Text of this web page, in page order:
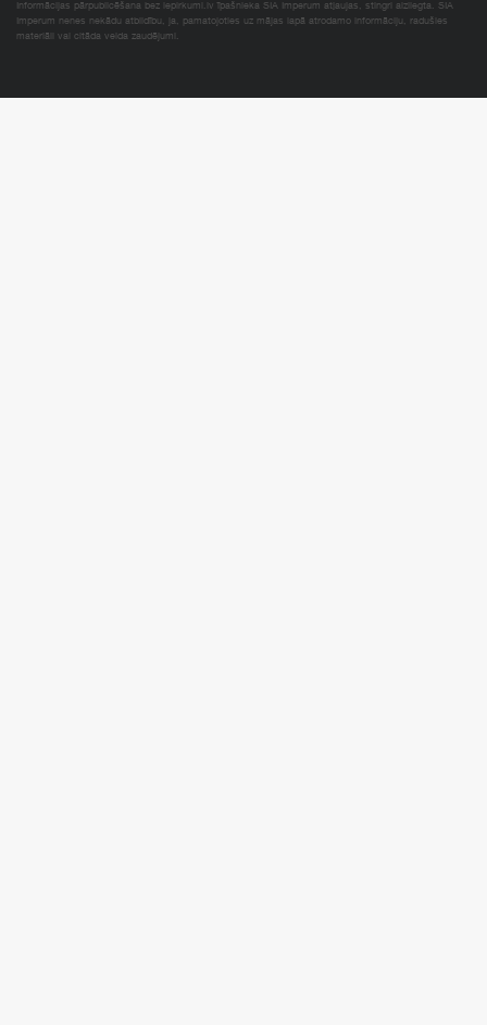
Informācijas pārpublicēšana bez iepirkumi.lv īpašnieka SIA Imperum atļaujas, stingri aizliegta. SIA
Imperum nenes nekādu atbildību, ja, pamatojoties uz mājas lapā atrodamo informāciju, radušies
materiāli vai citāda veida zaudējumi.